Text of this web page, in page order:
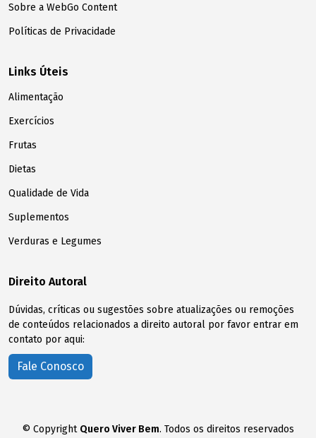
Sobre a WebGo Content
Políticas de Privacidade
Links Úteis
Alimentação
Exercícios
Frutas
Dietas
Qualidade de Vida
Suplementos
Verduras e Legumes
Direito Autoral
Dúvidas, críticas ou sugestões sobre atualizações ou remoções
de conteúdos relacionados a direito autoral por favor entrar em
contato por aqui:
Fale Conosco
© Copyright Quero Viver Bem. Todos os direitos reservados